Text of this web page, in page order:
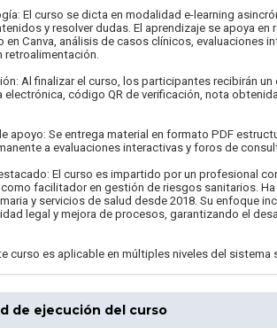
El curso se dicta en modalidad e-learning
y resolver dudas. El aprendizaje se apoya
en Canva, análisis de casos clínicos, evaluaciones
retroalimentación.
Al finalizar el curso, los participantes recibirán
electrónica, código QR de verificación, nota
apoyo: Se entrega material en formato PDF
a evaluaciones interactivas y foros de
El curso es impartido por un profesional
facilitador en gestión de riesgos sanitarios.
y servicios de salud desde 2018. Su enfoque
legal y mejora de procesos, garantizando el
curso es aplicable en múltiples niveles del
de ejecución del curso